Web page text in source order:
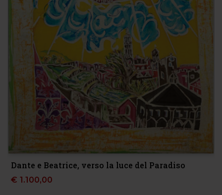
Dante e Beatrice, verso la luce del Paradiso
€ 1.100,00